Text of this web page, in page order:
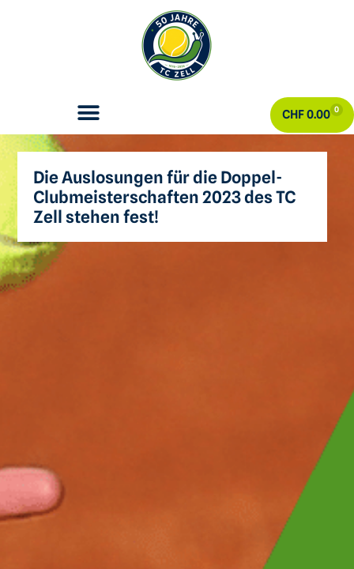
CHF0.00 0
Die Auslosungen für die Doppel-
Clubmeisterschaften 2023 des TC
Zell stehen fest!